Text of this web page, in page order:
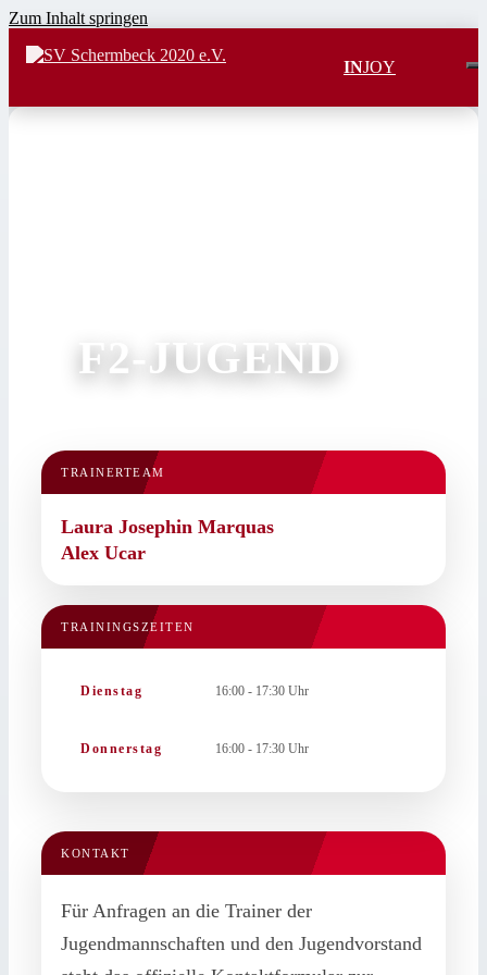
Zum Inhalt springen
INJOY
TRAINERTEAM
Laura Josephin Marquas
Alex Ucar
TRAININGSZEITEN
Dienstag 16:00 - 17:30 Uhr
Donnerstag 16:00 - 17:30 Uhr
KONTAKT
Für Anfragen an die Trainer der
Jugendmannschaften und den Jugendvorstand